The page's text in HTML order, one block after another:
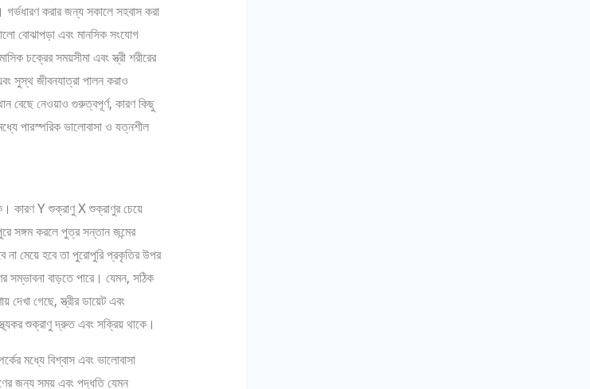
গর্ভধারণ করার জন্য সকালে সহবাস করা
বোঝাপড়া এবং মানসিক সংযোগ
চক্রের সময়সীমা এবং স্ত্রী শরীরের
সুস্থ জীবনযাত্রা পালন করাও
বেছে নেওয়াও গুরুত্বপূর্ণ, কারণ কিছু
পারস্পরিক ভালোবাসা ও যত্নশীল
কারণ Y শুক্রাণু X শুক্রাণুর চেয়ে
সঙ্গম করলে পুত্র সন্তান জন্মের
না মেয়ে হবে তা পুরোপুরি প্রকৃতির উপর
সম্ভাবনা বাড়তে পারে। যেমন, সঠিক
দেখা গেছে, স্ত্রীর ডায়েট এবং
শুক্রাণু দ্রুত এবং সক্রিয় থাকে।
মধ্যে বিশ্বাস এবং ভালোবাসা
জন্য সময় এবং পদ্ধতি যেমন